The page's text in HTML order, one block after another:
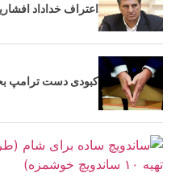
اعتراف خداداد افشاریان به ۱۵ مورد
کبودی دست ترامپ